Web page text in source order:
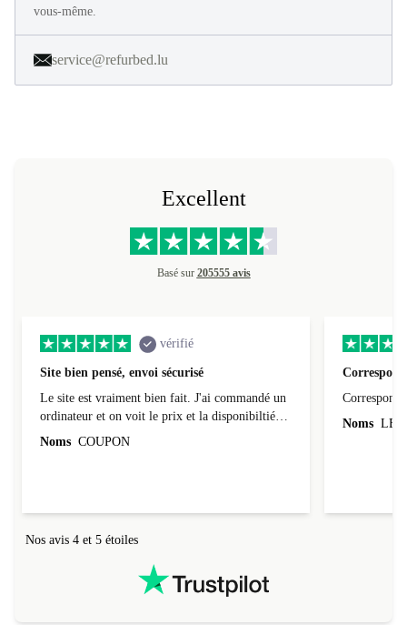
vous-même.
service@refurbed.lu
Excellent
Basé sur 205555 avis
vérifié
Site bien pensé, envoi sécurisé
Le site est vraiment bien fait. J'ai commandé un
ordinateur et on voit le prix et la disponibiltié
évoluer au fil des caractéristiques choisies.
Noms COUPON
Correspond
Noms LEO
Nos avis 4 et 5 étoiles